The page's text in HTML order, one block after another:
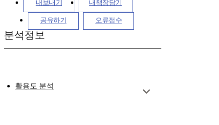
내보내기 내책장담기
공유하기 오류접수
분석정보
활용도 분석